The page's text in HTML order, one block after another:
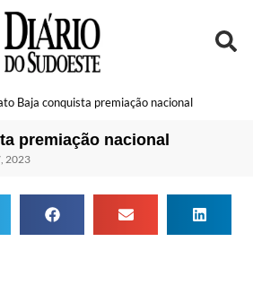
Baja conquista premiação nacional
premiação nacional
2023